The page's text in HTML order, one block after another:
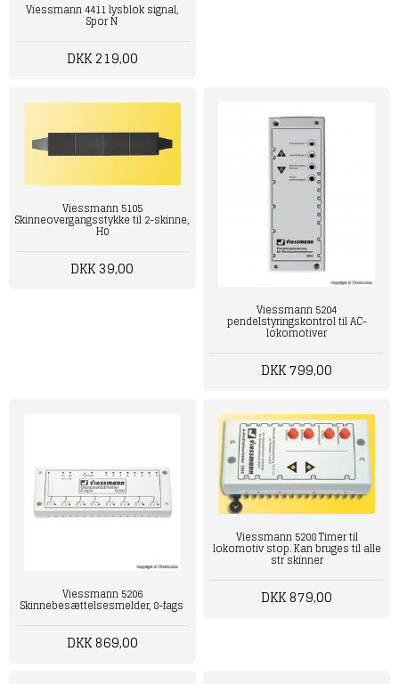
Viessmann 4411 lysblok signal,
Spor N
DKK 219,00
Viessmann 5105
Skinneovergangsstykke til 2-skinne,
H0
DKK 39,00
Viessmann 5204
pendelstyringskontrol til AC-
lokomotiver
DKK 799,00
Viessmann 5206
Skinnebesættelsesmelder, 8-fags
DKK 869,00
Viessmann 5208 Timer til
lokomotiv stop. Kan bruges til alle
str skinner
DKK 879,00